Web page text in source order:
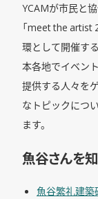
YCAMが市民と
「meet the artist
環として開催す
本各地でイベン
提供する人々を
なトピックにつ
ます。
魚谷さんを
魚谷繁礼建築